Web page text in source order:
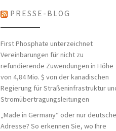
PRESSE-BLOG
First Phosphate unterzeichnet
Vereinbarungen für nicht zu
refundierende Zuwendungen in Höhe
von 4,84 Mio. $ von der kanadischen
Regierung für Straßeninfrastruktur
Stromübertragungsleitungen
„Made in Germany“ oder nur deutsche
Adresse? So erkennen Sie, wo Ihre